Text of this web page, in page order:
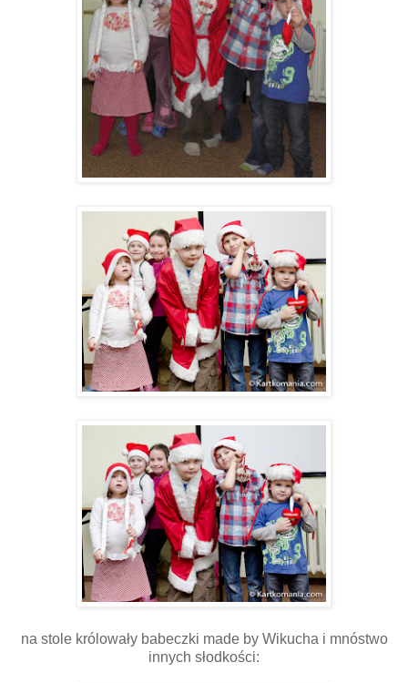
na stole królowały babeczki made by Wikucha i mnóstwo
innych słodkości: